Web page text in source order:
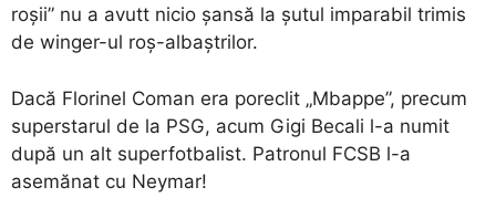
roșii” nu a avutt nicio șansă la șutul imparabil trimis
de winger-ul roș-albaștrilor.
Dacă Florinel Coman era poreclit „Mbappe”, precum
superstarul de la PSG, acum Gigi Becali l-a numit
după un alt superfotbalist. Patronul FCSB l-a
asemănat cu Neymar!